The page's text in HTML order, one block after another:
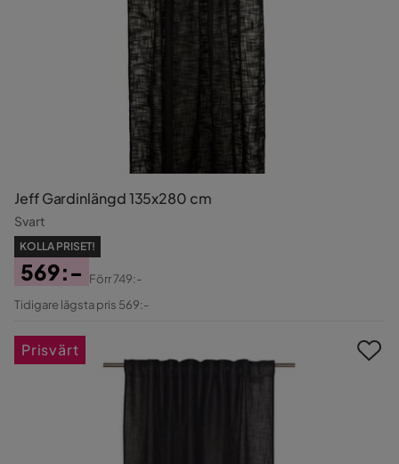
Jeff Gardinlängd 135x280 cm
Svart
KOLLA PRISET!
Pris
569:-
Original
Förr749:-
Tidigare lägsta pris 569:-
Prisvärt